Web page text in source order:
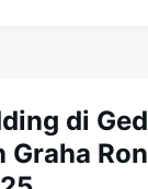
di
Graha